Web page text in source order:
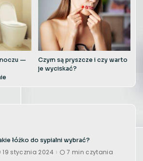
—
Czym są pryszcze i czy warto
je wyciskać?
łóżko do sypialni wybrać?
19 stycznia 2024 7 min czytania